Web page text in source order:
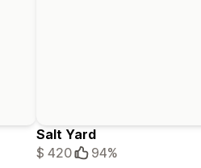
Salt Yard
$ 420
94%